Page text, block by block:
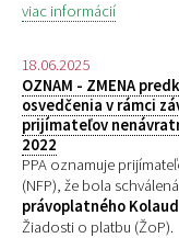
viac informácií
18.06.2025
OZNAM - ZMENA
osvedčenia v rámci
prijímateľov
2022
PPA oznamuje
(NFP), že bola schválená
právoplatného
Žiadosti o platbu (ŽoP).